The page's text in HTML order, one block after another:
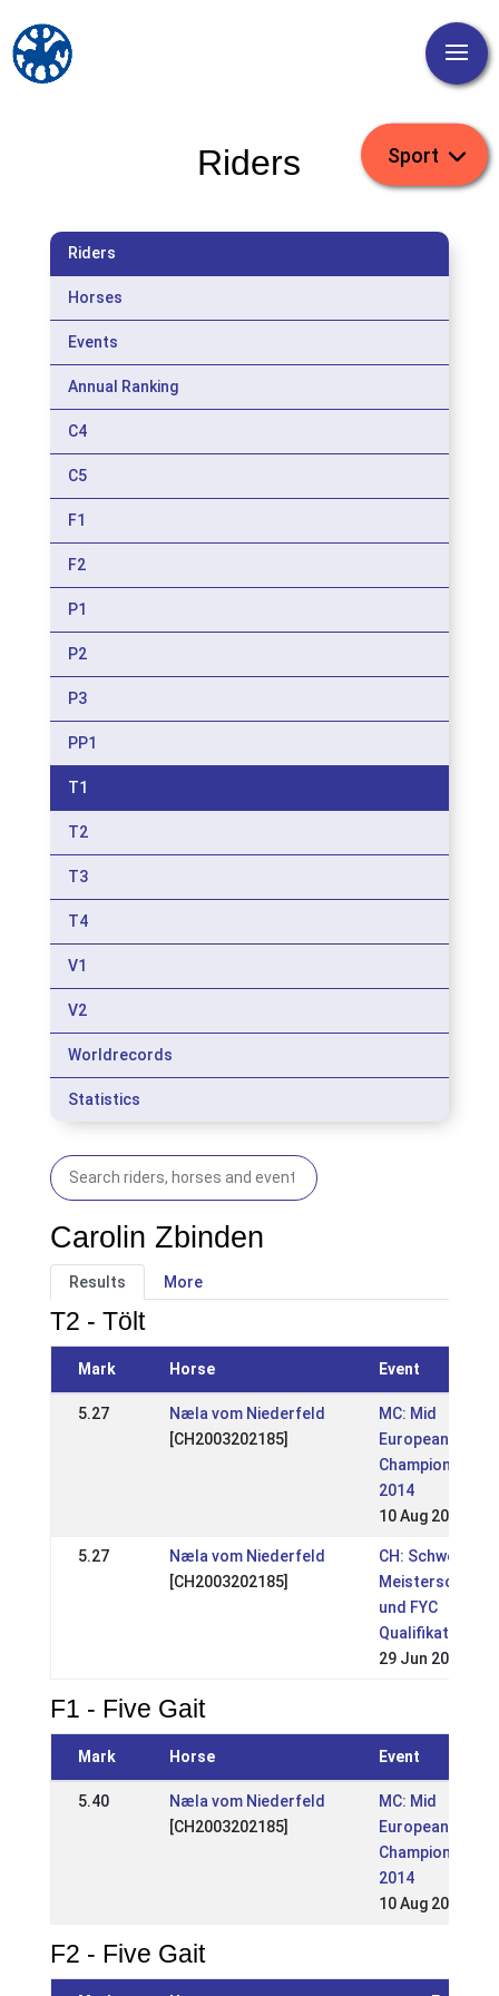
Riders
Riders
Horses
Events
Annual Ranking
C4
C5
F1
F2
P1
P2
P3
PP1
T1
T2
T3
T4
V1
V2
Worldrecords
Statistics
Carolin Zbinden
Results More
T2 - Tölt
Mark Horse Event
5.27
Næla vom Niederfeld
[CH2003202185]
MC: Mid
European
Championships
2014
10 Aug 2014
5.27
Næla vom Niederfeld
[CH2003202185]
CH: Schweizer
Meisterschaft
und FYC
Qualifikation
29 Jun 2014
F1 - Five Gait
Mark Horse Event
5.40
Næla vom Niederfeld
[CH2003202185]
MC: Mid
European
Championships
2014
10 Aug 2014
F2 - Five Gait